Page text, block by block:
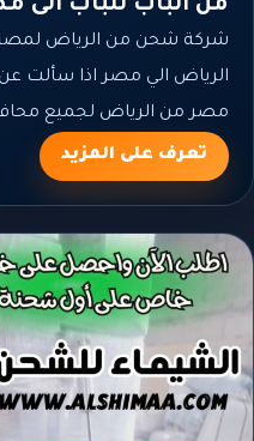
شركة شحن من الرياض
الرياض الي مصر اذا سألت
مصر من الرياض لجميع
تعرف على المزيد